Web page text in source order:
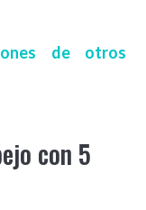
de otros
con 5